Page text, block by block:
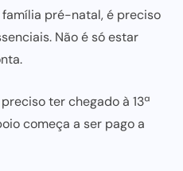
pré-natal, é preciso
Não é só estar
preciso ter chegado à 13ª
começa a ser pago a